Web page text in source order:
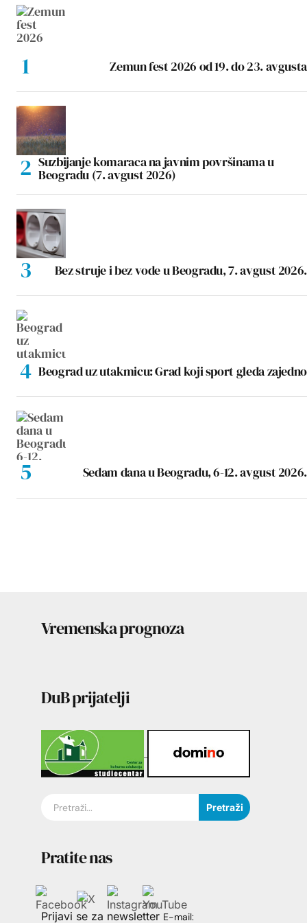
Zemun fest 2026 od 19. do 23. avgusta
Suzbijanje komaraca na javnim površinama u
Beogradu (7. avgust 2026)
Bez struje i bez vode u Beogradu, 7. avgust 2026.
Beograd uz utakmicu: Grad koji sport gleda zajedno
Sedam dana u Beogradu, 6-12. avgust 2026.
Vremenska prognoza
DuB prijatelji
Pretraži
Pratite nas
Prijavi se za newsletter E-mail: